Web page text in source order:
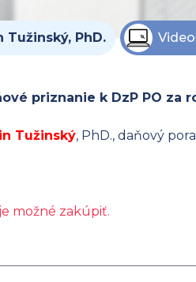
Tužinský, PhD.
priznanie k DzP PO za
Tužinský, PhD., daňový
možné zakúpiť.